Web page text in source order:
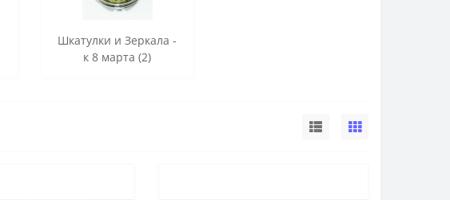
Шкатулки и Зеркала -
к 8 марта (2)